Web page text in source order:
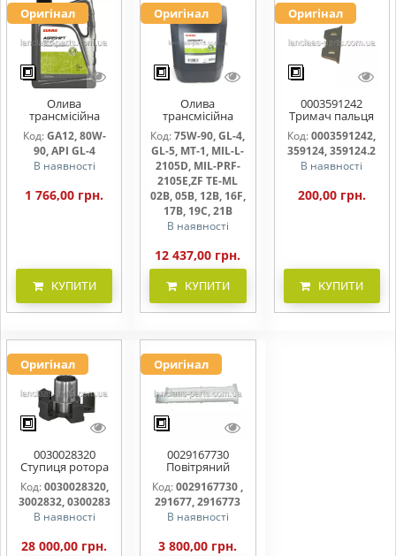
Оригінал
Олива
трансмісійна
AGRISHIFT GA12 5
л
Код:GA12, 80W-
90, API GL-4
В наявності
1 766,00 грн.
КУПИТИ
Оригінал
Олива
трансмісійна
AGRISHIFT SYN FE
75W90 20л
Код: 75W-90, GL-4,
GL-5, MT-1, MIL-L-
2105D, MIL-PRF-
2105E,ZF TE-ML
02B, 05B, 12B, 16F,
17B, 19C, 21B
В наявності
12 437,00 грн.
КУПИТИ
Оригінал
0003591242
Тримач пальця
жниварки
Код:0003591242,
359124, 359124.2
В наявності
200,00 грн.
КУПИТИ
Оригінал
0030028320
Ступиця ротора
CLAAS
Код:0030028320,
3002832, 0300283
В наявності
28 000,00 грн.
Оригінал
0029167730
Повітряний
фільтр бака
(фільтр AdBlue)
Код: 0029167730 ,
291677, 2916773
В наявності
3 800,00 грн.